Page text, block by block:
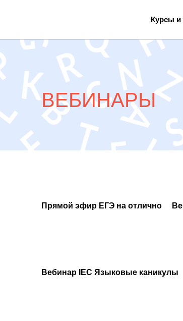
Курсы и
ВЕБИНАРЫ
Прямой эфир ЕГЭ на отлично
Вебинар IEC Языковые каникулы